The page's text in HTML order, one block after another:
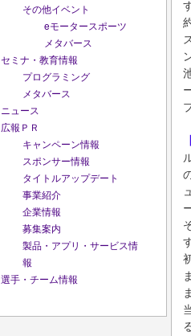
その他イベント
eモータースポーツ
メタバース
セミナ・教育情報
プログラミング
メタバース
ニュース
広報ＰＲ
キャンペーン情報
スポンサー情報
タイトルアップデート
事業紹介
企業情報
募集案内
製品・アプリ・サービス情
報
選手・チーム情報